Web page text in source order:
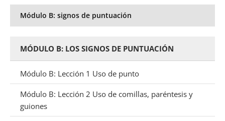
Módulo B: signos de puntuación
MÓDULO B: LOS SIGNOS DE PUNTUACIÓN
Módulo B: Lección 1 Uso de punto
Módulo B: Lección 2 Uso de comillas, paréntesis y
guiones